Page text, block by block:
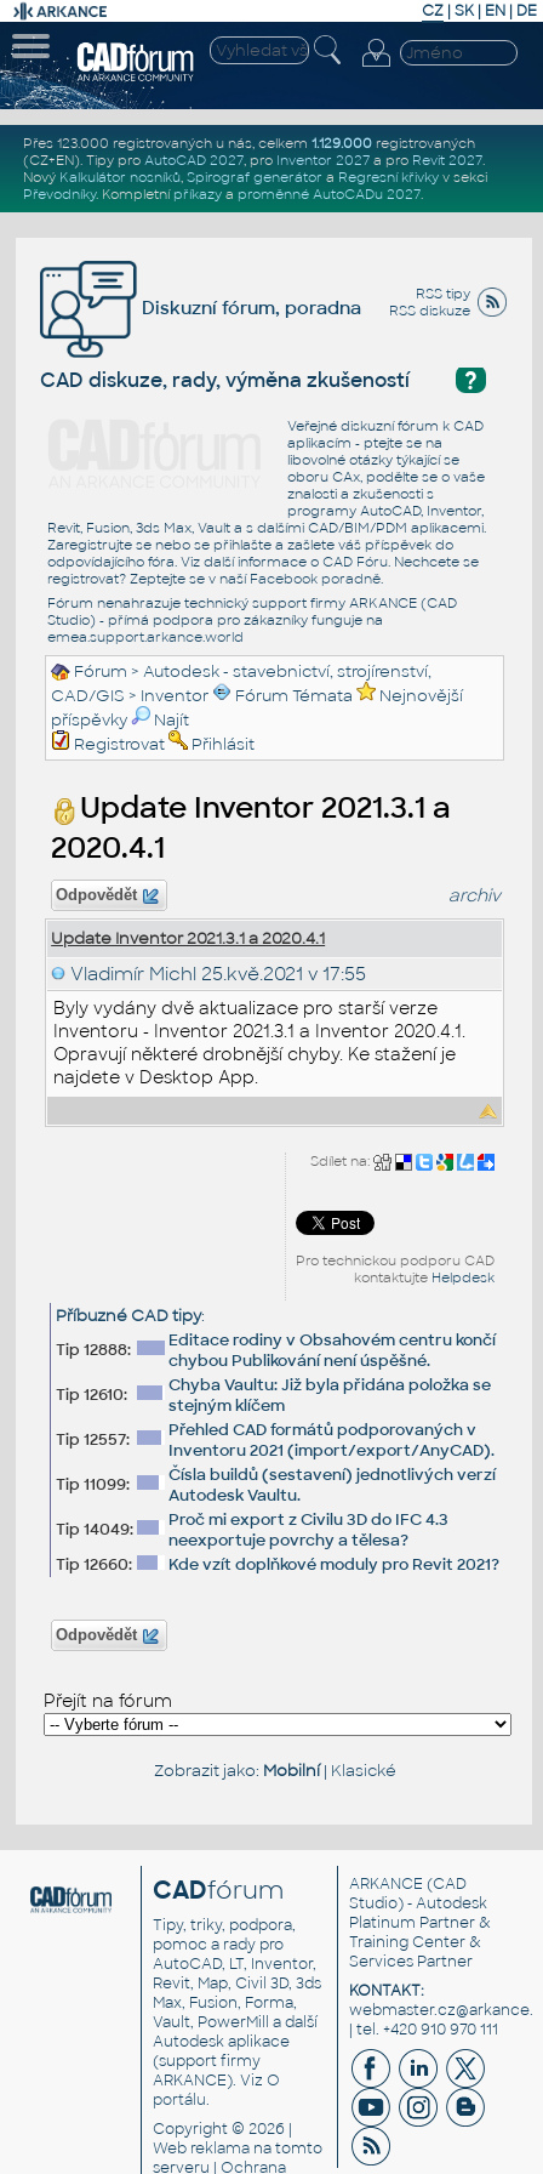
CZ | SK| EN | DE
Přes 123.000 registrovaných u nás, celkem 1.129.000registrovaných
(CZ+EN). Tipy pro AutoCAD 2027, pro Inventor 2027a pro Revit 2027.
Nový Kalkulátor nosníků, Spirograf generátor a Regresní křivkyv sekci
Převodníky. Kompletní příkazya proměnné AutoCADu 2027.
RSS tipy
RSS diskuze
Diskuzní fórum, poradna
?
CAD diskuze, rady, výměna zkušeností
Veřejné diskuzní fórum k CAD
aplikacím - ptejte se na
libovolné otázky týkající se
oboru CAx, podělte se o vaše
znalosti a zkušenosti s
programy AutoCAD, Inventor,
Revit, Fusion, 3ds Max, Vault a s dalšími CAD/BIM/PDM aplikacemi.
Zaregistrujte se nebo se přihlašte a zašlete váš příspěvek do
odpovídajícího fóra. Viz další informace o CAD Fóru. Nechcete se
registrovat? Zeptejte se v naší Facebook poradně.
Fórum nenahrazuje technický support firmy ARKANCE (CAD
Studio) - přímá podpora pro zákazníky funguje na
emea.support.arkance.world
Fórum >Autodesk - stavebnictví, strojírenství,
CAD/GIS > Inventor Fórum Témata
Nejnovější
příspěvky
Najít
Registrovat
Přihlásit
Update Inventor 2021.3.1 a
2020.4.1
Odpovědět archiv
Update Inventor 2021.3.1 a 2020.4.1
Vladimír Michl 25.kvě.2021 v 17:55
Byly vydány dvě aktualizace pro starší verze
Inventoru - Inventor 2021.3.1 a Inventor 2020.4.1.
Opravují některé drobnější chyby. Ke stažení je
najdete v Desktop App.
Sdílet na:
Pro technickou podporu CAD
kontaktujte Helpdesk
Příbuzné CAD tipy:
Tip 12888:
Editace rodiny v Obsahovém centru končí
chybou Publikování není úspěšné.
Tip 12610:
Chyba Vaultu: Již byla přidána položka se
stejným klíčem
Tip 12557:
Přehled CAD formátů podporovaných v
Inventoru 2021 (import/export/AnyCAD).
Tip 11099:
Čísla buildů (sestavení) jednotlivých verzí
Autodesk Vaultu.
Tip 14049:
Proč mi export z Civilu 3D do IFC 4.3
neexportuje povrchy a tělesa?
Tip 12660:
Kde vzít doplňkové moduly pro Revit 2021?
Odpovědět
Přejít na fórum
Zobrazit jako: Mobilní| Klasické
CADfórum
Tipy, triky, podpora,
pomoc a rady pro
AutoCAD, LT, Inventor,
Revit, Map, Civil 3D, 3ds
Max, Fusion, Forma,
Vault, PowerMill a další
Autodesk aplikace
(support firmy
ARKANCE). VizO
portálu.
Copyright © 2026 |
Web reklama na tomto
serveru |Ochrana
ARKANCE (CAD
Studio) - Autodesk
Platinum Partner &
Training Center &
Services Partner
KONTAKT:
| tel. +420 910 970 111